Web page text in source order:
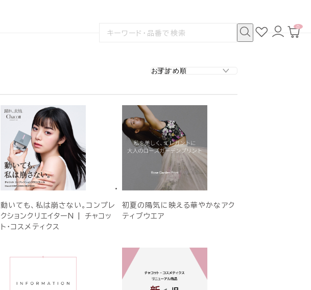
検
お
気
ロ
グ
カ
0
動いても、私は崩さない。コンプレ
クションクリエイターN | チャコッ
ト・コスメティクス
初夏の陽気に映える華やかなアク
ティブウエア